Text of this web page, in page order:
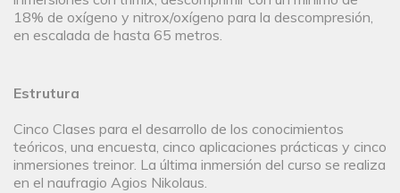
18% de oxígeno y nitrox/oxígeno para la descompresión,
en escalada de hasta 65 metros.
Estrutura
Cinco Clases para el desarrollo de los conocimientos
teóricos, una encuesta, cinco aplicaciones prácticas y cinco
inmersiones treinor. La última inmersión del curso se realiza
en el naufragio Agios Nikolaus.